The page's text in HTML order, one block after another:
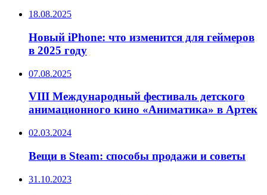
18.08.2025
Новый iPhone: что изменится для геймеров
в 2025 году
07.08.2025
VIII Международный фестиваль детского
анимационного кино «Аниматика» в Артек
02.03.2024
Вещи в Steam: способы продажи и советы
31.10.2023